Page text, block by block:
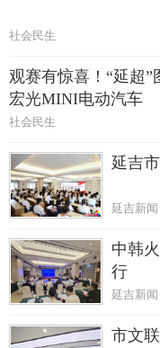
社会民生
观赛有惊喜！“延超
宏光MINI电动汽车
社会民生
延吉
延吉新闻
中韩
行
延吉新闻
市文